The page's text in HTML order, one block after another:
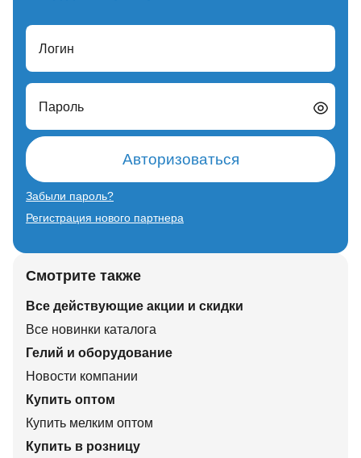
Логин
Пароль
Авторизоваться
Забыли пароль?
Регистрация нового партнера
Смотрите также
Все действующие акции и скидки
Все новинки каталога
Гелий и оборудование
Новости компании
Купить оптом
Купить мелким оптом
Купить в розницу